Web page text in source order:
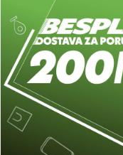
Fuse bušilice/odvijači
Fuse akumulatorska
VLN 3220
47,00
KM